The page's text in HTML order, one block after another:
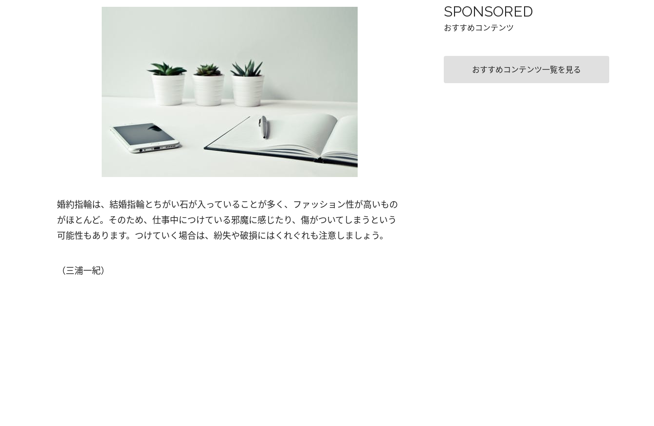
婚約指輪は、結婚指輪とちがい石が入っていることが多く、ファッション性が高いもの
がほとんど。そのため、仕事中につけている邪魔に感じたり、傷がついてしまうという
可能性もあります。つけていく場合は、紛失や破損にはくれぐれも注意しましょう。
（三浦一紀）
SPONSORED
おすすめコンテンツ
おすすめコンテンツ一覧を見る